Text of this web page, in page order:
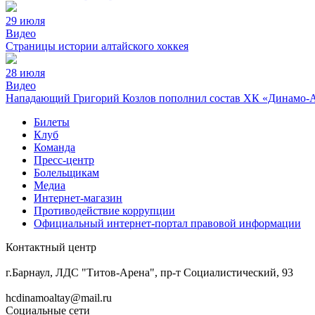
29 июля
Видео
Страницы истории алтайского хоккея
28 июля
Видео
Нападающий Григорий Козлов пополнил состав ХК «Динамо-
Билеты
Клуб
Команда
Пресс-центр
Болельщикам
Медиа
Интернет-магазин
Противодействие коррупции
Официальный интернет-портал правовой информации
Контактный центр
г.Барнаул, ЛДС "Титов-Арена", пр-т Социалистический, 93
hcdinamoaltay@mail.ru
Социальные сети